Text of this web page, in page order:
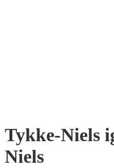
Tykke-Niels
Niels